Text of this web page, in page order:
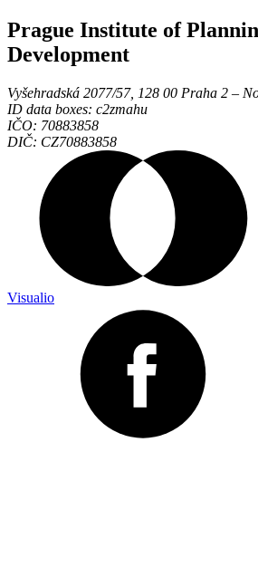
Prague Institute of
Development
Vyšehradská 2077/57, 128 00 Praha 2 ‒
ID data boxes: c2zmahu
IČO: 70883858
DIČ: CZ70883858
Visualio